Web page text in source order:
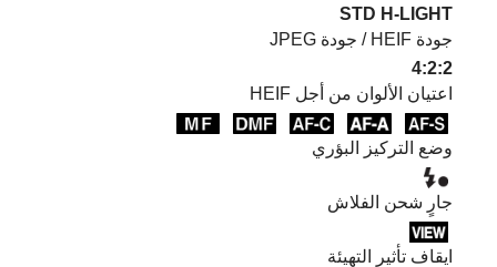
STD H-LIGHT
جودة HEIF‎‏
/
4:2:2
اعتيان الألوان من أجل HEIF
وضع التركيز البؤري
جارٍ شحن الفلاش
ايقاف تأثير التهيئة